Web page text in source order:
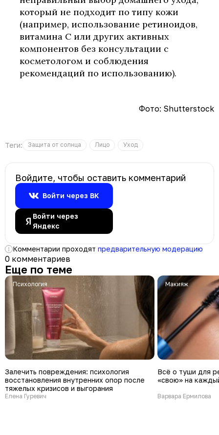
который не подходит по типу кожи
(например, использование ретиноидов,
витамина C или других активных
компонентов без консультации с
косметологом и соблюдения
рекомендаций по использованию).
Фото: Shutterstock
Теги: Защита от солнца Лицо Уход
Войдите, чтобы оставить комментарий
Войти через ВК
Войти через
Яндекс
Комментарии проходят предварительную модерацию
0 комментариев
Еще по теме
психология
Залечить повреждения: психология
восстановления внутренних опор после
тяжелых кризисов и выгорания
Елена Гуревич
Макияж
Всё о туши для
«свою» на
Варвара Ермилова